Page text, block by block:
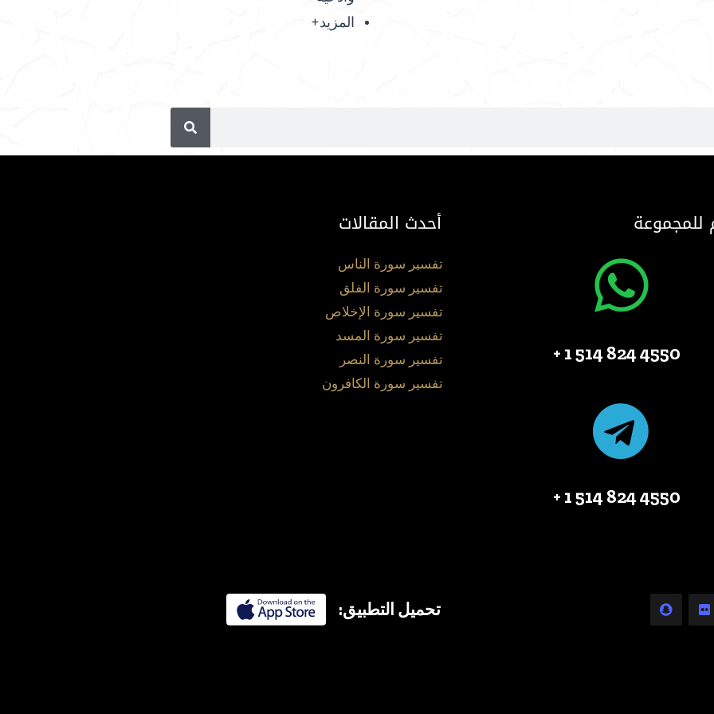
المزيد+
للمجموعة
4550 824 514 1 +
4550 824 514 1 +
أحدث المقالات
تفسير سورة الناس
تفسير سورة الفلق
تفسير سورة الإخلاص
تفسير سورة المسد
تفسير سورة النصر
تفسير سورة الكافرون
تحميل التطبيق: